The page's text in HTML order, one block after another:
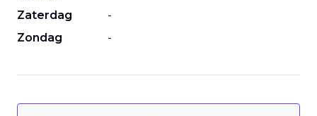
Zaterdag
-
Zondag
-